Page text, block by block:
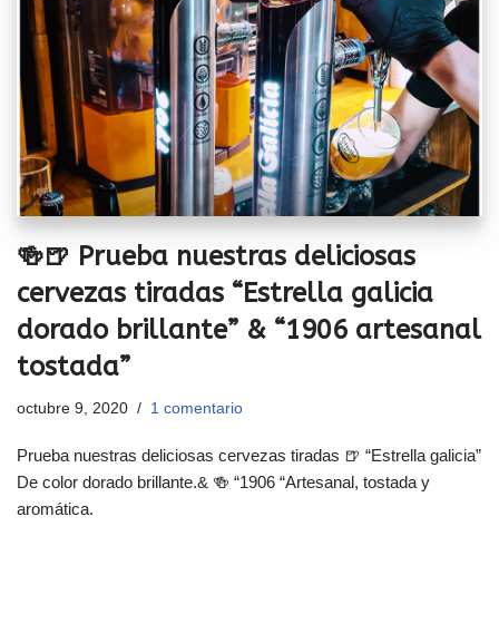
🍻🍺 Prueba nuestras deliciosas
cervezas tiradas “Estrella galicia
dorado brillante” & “1906 artesanal
tostada”
octubre 9, 2020 1 comentario
Prueba nuestras deliciosas cervezas tiradas 🍺 “Estrella galicia”
De color dorado brillante.& 🍻 “1906 “Artesanal, tostada y
aromática.